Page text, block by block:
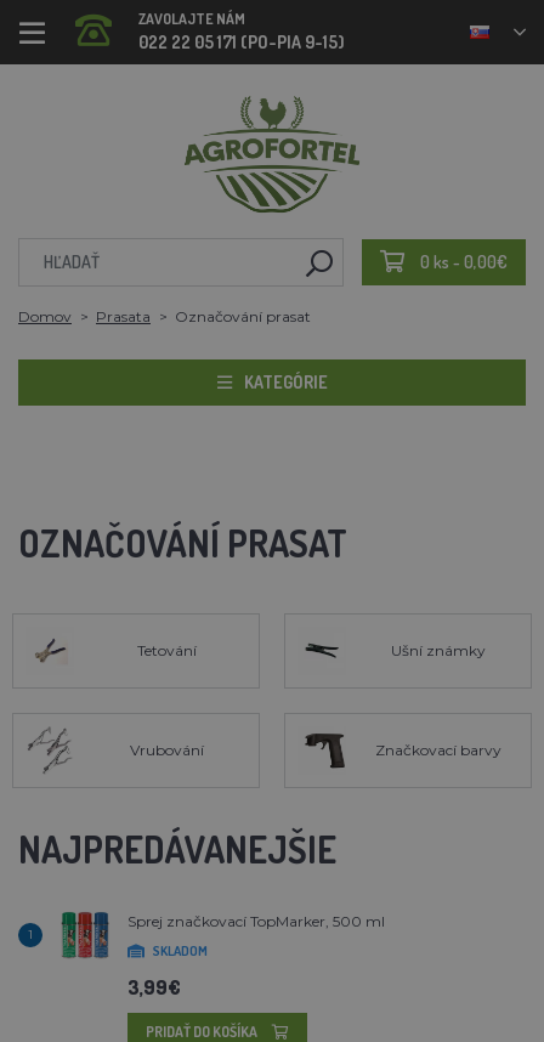
ZAVOLAJTE NÁM
022 22 05 171 (PO-PIA 9-15)
0 ks - 0,00€
Domov Prasata Označování prasat
KATEGÓRIE
OZNAČOVÁNÍ PRASAT
Tetování Ušní známky
Vrubování Značkovací barvy
NAJPREDÁVANEJŠIE
1
Sprej značkovací TopMarker, 500 ml
SKLADOM
3,99€
PRIDAŤ DO KOŠÍKA